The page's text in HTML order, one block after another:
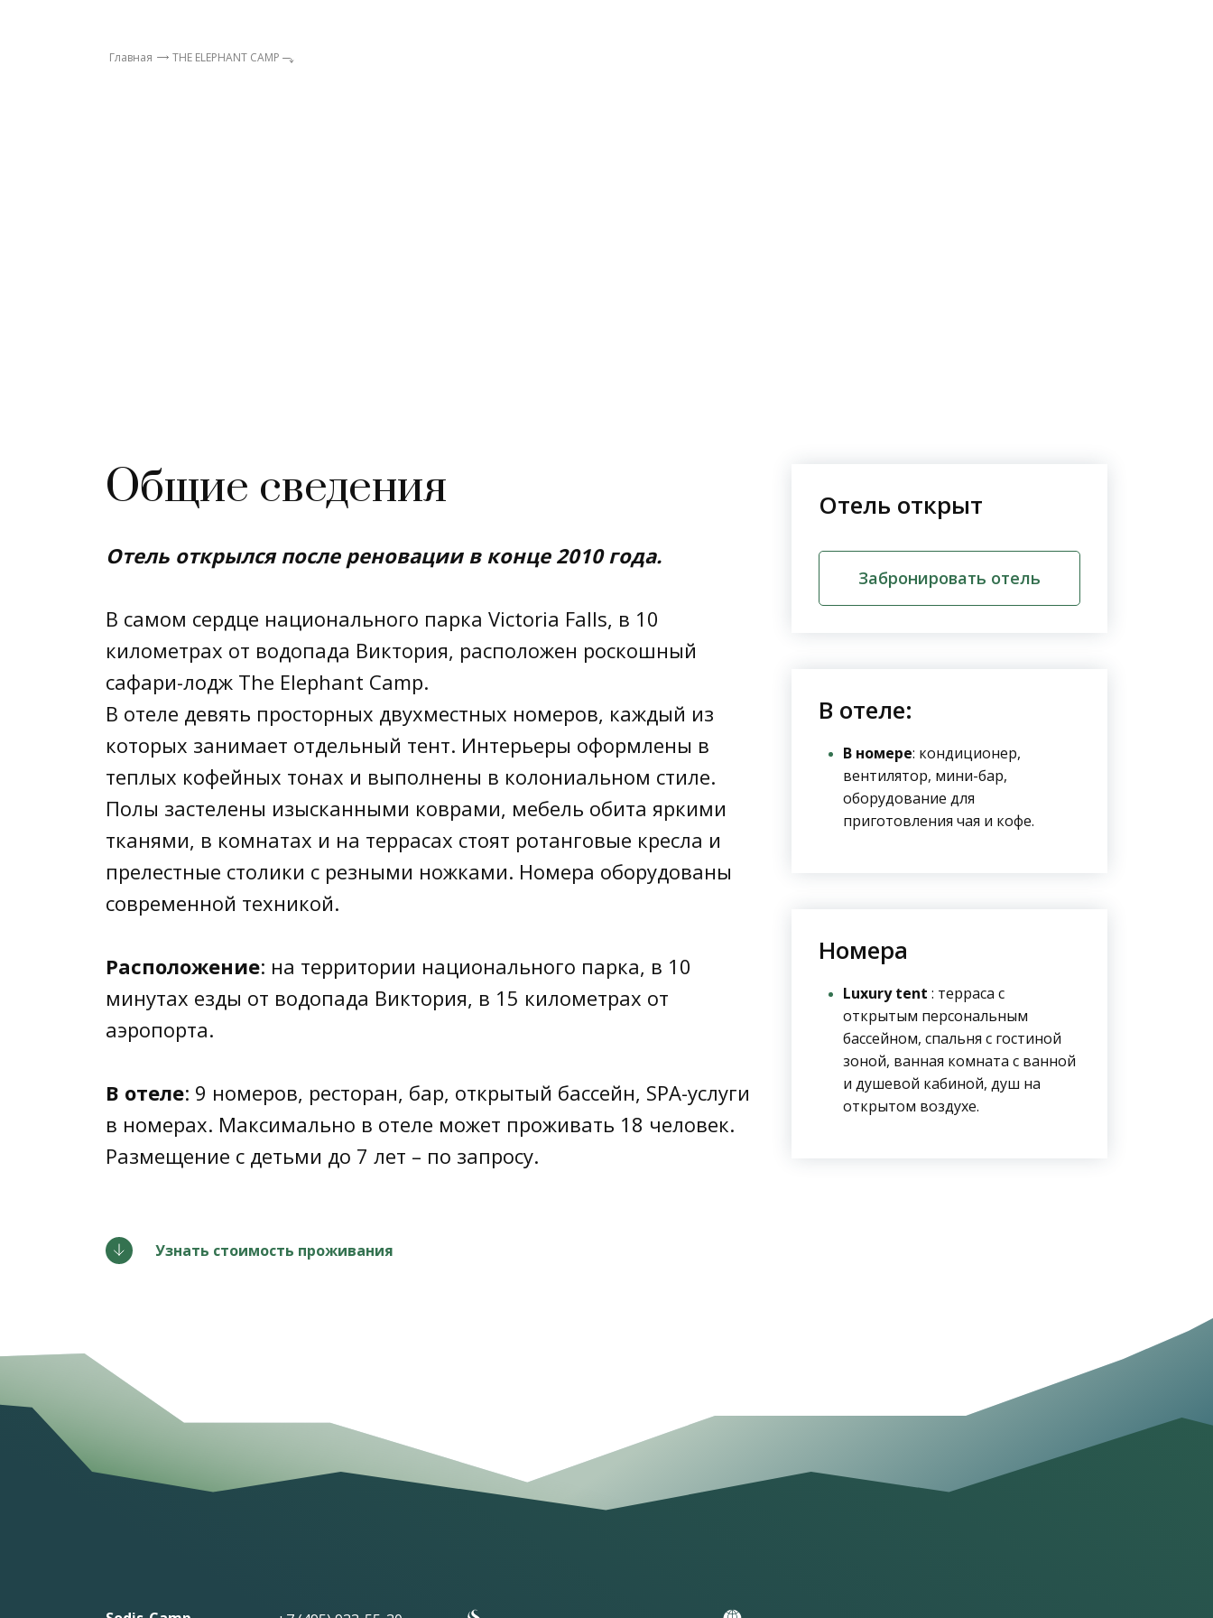
Главная THE ELEPHANT CAMP
Общие сведения
Отель открылся после реновации в конце 2010 года.
В самом сердце национального парка Victoria Falls, в 10
километрах от водопада Виктория, расположен роскошный
сафари-лодж The Elephant Camp.
В отеле девять просторных двухместных номеров, каждый из
которых занимает отдельный тент. Интерьеры оформлены в
теплых кофейных тонах и выполнены в колониальном стиле.
Полы застелены изысканными коврами, мебель обита яркими
тканями, в комнатах и на террасах стоят ротанговые кресла и
прелестные столики с резными ножками. Номера оборудованы
современной техникой.
Расположение: на территории национального парка, в 10
минутах езды от водопада Виктория, в 15 километрах от
аэропорта.
В отеле: 9 номеров, ресторан, бар, открытый бассейн, SPA-услуги
в номерах. Максимально в отеле может проживать 18 человек.
Размещение с детьми до 7 лет – по запросу.
Узнать стоимость проживания
Отель открыт
Забронировать отель
В отеле:
В номере: кондиционер,
вентилятор, мини-бар,
оборудование для
приготовления чая и кофе.
Номера
Luxury tent : терраса с
открытым персональным
бассейном, спальня с гостиной
зоной, ванная комната с ванной
и душевой кабиной, душ на
открытом воздухе.